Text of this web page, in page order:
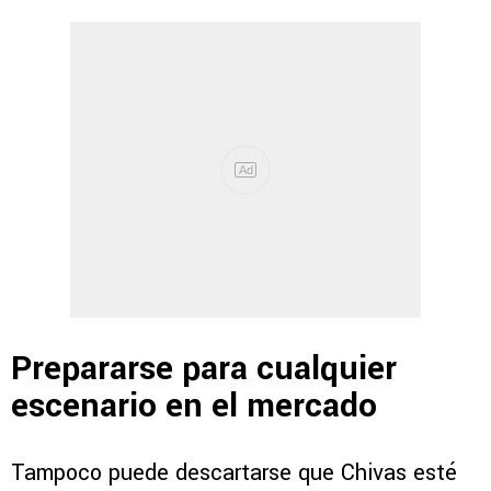
Prepararse para cualquier
escenario en el mercado
Tampoco puede descartarse que Chivas esté